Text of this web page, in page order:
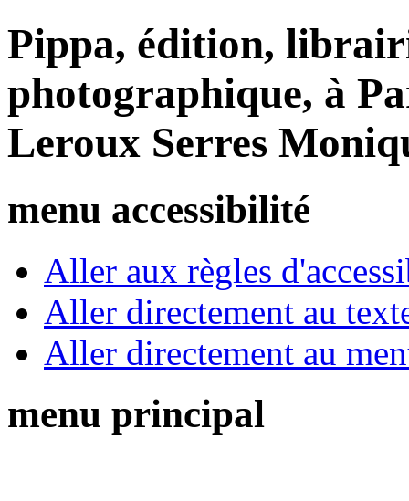
Pippa, édition,
photographique, à
Leroux Serres
menu accessibilité
Aller aux règles
Aller directement au
Aller directement au
menu principal